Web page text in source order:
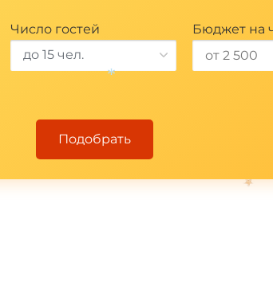
Число гостей
до 15 чел.
Бюджет на
Подобрать
*